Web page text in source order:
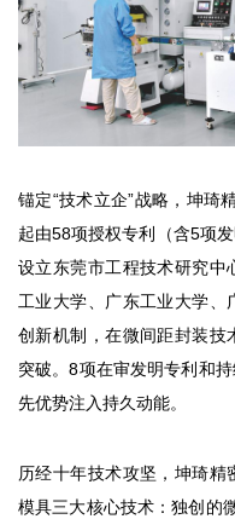
锚定“技术立企”战略，坤琦
起由58项授权专利（含5项
设立东莞市工程技术研究中
工业大学、广东工业大学、
创新机制，在微间距封装技
突破。8项在审发明专利和
先优势注入持久动能。
历经十年技术攻坚，坤琦精
模具三大核心技术：独创的